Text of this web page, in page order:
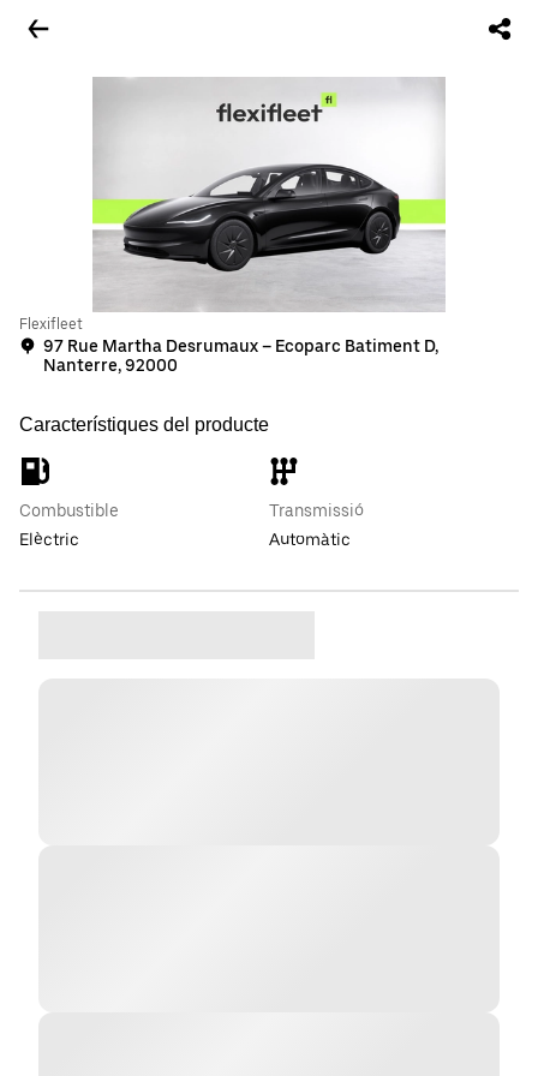
Flexifleet
97 Rue Martha Desrumaux – Ecoparc Batiment D,
Nanterre, 92000
Característiques del producte
Combustible
Elèctric
Transmissió
Automàtic